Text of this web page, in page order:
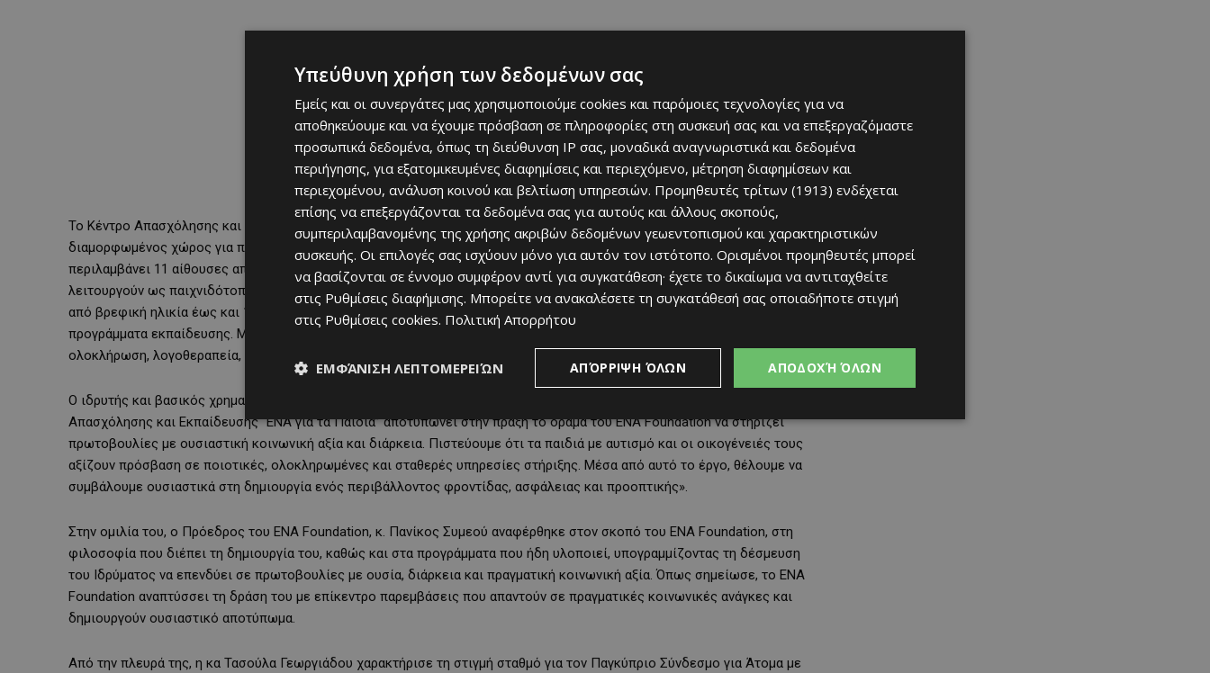
Το Κέντρο Απασχόλησης και Εκπαίδευσης «ΕΝΑ για τα Παιδιά» θα λειτουργήσει ως ένας πολυδύναμος, ειδικά
διαμορφωμένος χώρος για παιδιά με αυτισμό. Το έργο θα αναπτυχθεί σε τεμάχιο συνολικού εμβαδού 2.872 τ.μ. και θα
περιλαμβάνει 11 αίθουσες απασχόλησης, 7 αίθουσες θεραπειών, πισίνα, καθώς και τρεις εξωτερικούς χώρους που θα
λειτουργούν ως παιχνιδότοποι, σχεδιασμένοι ανά ηλικιακή ομάδα. Το Κέντρο θα μπορεί να εξυπηρετεί περίπου 70 παιδιά
από βρεφική ηλικία έως και 18 ετών, προσφέροντας θεραπείες, δημιουργική απασχόληση και εξατομικευμένα
προγράμματα εκπαίδευσης. Μεταξύ των υπηρεσιών που θα παρέχονται περιλαμβάνονται εργοθεραπεία, αισθητηριακή
ολοκλήρωση, λογοθεραπεία, μουσικοθεραπεία, ειδική εκπαίδευση και υδροθεραπεία.
Ο ιδρυτής και βασικός χρηματοδότης του ENA Foundation, Τάσος Παπαναστασίου, δήλωσε: «Η δημιουργία του Κέντρου
Απασχόλησης και Εκπαίδευσης “ΕΝΑ για τα Παιδιά” αποτυπώνει στην πράξη το όραμα του ENA Foundation να στηρίζει
πρωτοβουλίες με ουσιαστική κοινωνική αξία και διάρκεια. Πιστεύουμε ότι τα παιδιά με αυτισμό και οι οικογένειές τους
αξίζουν πρόσβαση σε ποιοτικές, ολοκληρωμένες και σταθερές υπηρεσίες στήριξης. Μέσα από αυτό το έργο, θέλουμε να
συμβάλουμε ουσιαστικά στη δημιουργία ενός περιβάλλοντος φροντίδας, ασφάλειας και προοπτικής».
Στην ομιλία του, ο Πρόεδρος του ENA Foundation, κ. Πανίκος Συμεού αναφέρθηκε στον σκοπό του ENA Foundation, στη
φιλοσοφία που διέπει τη δημιουργία του, καθώς και στα προγράμματα που ήδη υλοποιεί, υπογραμμίζοντας τη δέσμευση
του Ιδρύματος να επενδύει σε πρωτοβουλίες με ουσία, διάρκεια και πραγματική κοινωνική αξία. Όπως σημείωσε, το ENA
Foundation αναπτύσσει τη δράση του με επίκεντρο παρεμβάσεις που απαντούν σε πραγματικές κοινωνικές ανάγκες και
δημιουργούν ουσιαστικό αποτύπωμα.
Από την πλευρά της, η κα Τασούλα Γεωργιάδου χαρακτήρισε τη στιγμή σταθμό για τον Παγκύπριο Σύνδεσμο για Άτομα με
Υπεύθυνη χρήση των δεδομένων σας
Εμείς και οι συνεργάτες μας χρησιμοποιούμε cookies και παρόμοιες τεχνολογίες για να
αποθηκεύουμε και να έχουμε πρόσβαση σε πληροφορίες στη συσκευή σας και να επεξεργαζόμαστε
προσωπικά δεδομένα, όπως τη διεύθυνση IP σας, μοναδικά αναγνωριστικά και δεδομένα
περιήγησης, για εξατομικευμένες διαφημίσεις και περιεχόμενο, μέτρηση διαφημίσεων και
περιεχομένου, ανάλυση κοινού και βελτίωση υπηρεσιών. Προμηθευτές τρίτων (1913) ενδέχεται
επίσης να επεξεργάζονται τα δεδομένα σας για αυτούς και άλλους σκοπούς,
συμπεριλαμβανομένης της χρήσης ακριβών δεδομένων γεωεντοπισμού και χαρακτηριστικών
συσκευής. Οι επιλογές σας ισχύουν μόνο για αυτόν τον ιστότοπο. Ορισμένοι προμηθευτές μπορεί
να βασίζονται σε έννομο συμφέρον αντί για συγκατάθεση· έχετε το δικαίωμα να αντιταχθείτε
στις Ρυθμίσεις διαφήμισης. Μπορείτε να ανακαλέσετε τη συγκατάθεσή σας οποιαδήποτε στιγμή
στις Ρυθμίσεις cookies. Πολιτική Απορρήτου
ΑΠΟΔΟΧΉ ΌΛΩΝ
ΑΠΌΡΡΙΨΗ ΌΛΩΝ
ΕΜΦΆΝΙΣΗ ΛΕΠΤΟΜΕΡΕΙΏΝ